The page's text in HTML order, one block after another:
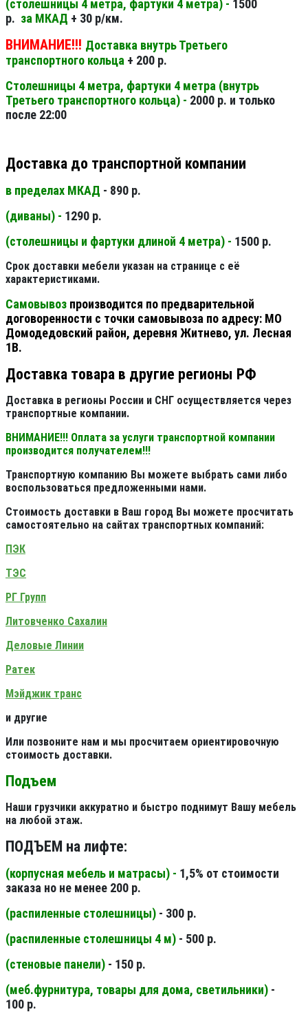
(столешницы 4 метра, фартуки 4 метра) - 1500
р. за МКАД + 30 р/км.
ВНИМАНИЕ!!! Доставка внутрь Третьего
транспортного кольца + 200 р.
Столешницы 4 метра, фартуки 4 метра (внутрь
Третьего транспортного кольца) - 2000 р. и только
после 22:00
Доставка до транспортной компании
в пределах МКАД - 890 р.
(диваны) - 1290 р.
(столешницы и фартуки длиной 4 метра) - 1500 р.
Срок доставки мебели указан на странице с её
характеристиками.
Самовывоз производится по предварительной
договоренности с точки самовывоза по адресу: МО
Домодедовский район, деревня Житнево, ул. Лесная
1В.
Доставка товара в другие регионы РФ
Доставка в регионы России и СНГ осуществляется через
транспортные компании.
ВНИМАНИЕ!!! Оплата за услуги транспортной компании
производится получателем!!!
Транспортную компанию Вы можете выбрать сами либо
воспользоваться предложенными нами.
Стоимость доставки в Ваш город Вы можете просчитать
самостоятельно на сайтах транспортных компаний:
ПЭК
ТЭС
РГ Групп
Литовченко Сахалин
Деловые Линии
Ратек
Мэйджик транс
и другие
Или позвоните нам и мы просчитаем ориентировочную
стоимость доставки.
Подъем
Наши грузчики аккуратно и быстро поднимут Вашу мебель
на любой этаж.
ПОДЪЕМ на лифте:
(корпусная мебель и матрасы) - 1,5% от стоимости
заказа но не менее 200 р.
(распиленные столешницы) - 300 р.
(распиленные столешницы 4 м) - 500 р.
(стеновые панели) - 150 р.
(меб.фурнитура, товары для дома, светильники) -
100 р.